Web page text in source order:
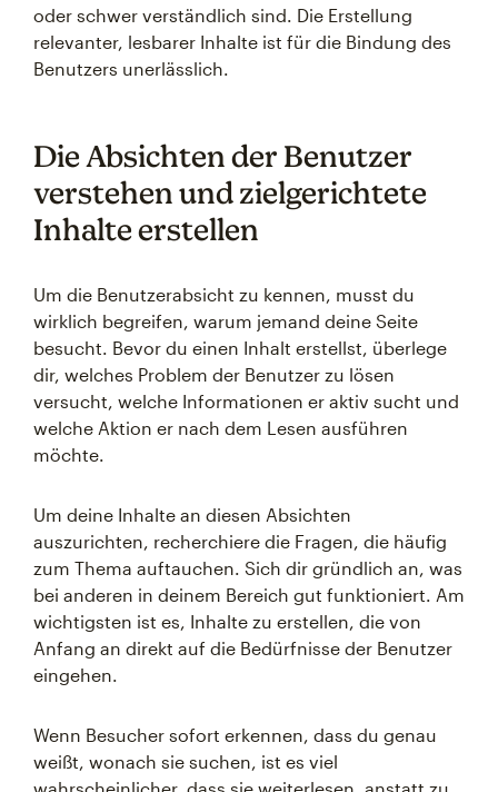
oder schwer verständlich sind. Die Erstellung
relevanter, lesbarer Inhalte ist für die Bindung des
Benutzers unerlässlich.
Die Absichten der Benutzer
verstehen und zielgerichtete
Inhalte erstellen
Um die Benutzerabsicht zu kennen, musst du
wirklich begreifen, warum jemand deine Seite
besucht. Bevor du einen Inhalt erstellst, überlege
dir, welches Problem der Benutzer zu lösen
versucht, welche Informationen er aktiv sucht und
welche Aktion er nach dem Lesen ausführen
möchte.
Um deine Inhalte an diesen Absichten
auszurichten, recherchiere die Fragen, die häufig
zum Thema auftauchen. Sich dir gründlich an, was
bei anderen in deinem Bereich gut funktioniert. Am
wichtigsten ist es, Inhalte zu erstellen, die von
Anfang an direkt auf die Bedürfnisse der Benutzer
eingehen.
Wenn Besucher sofort erkennen, dass du genau
weißt, wonach sie suchen, ist es viel